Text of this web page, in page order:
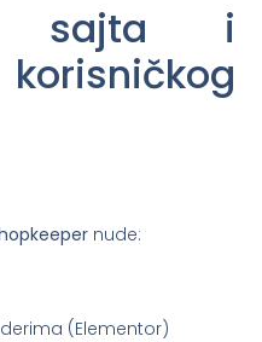
sajta i
nude:
(Elementor)